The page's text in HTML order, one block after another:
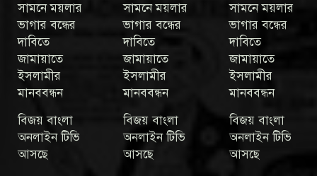
সামনে ময়লার
ভাগার বন্ধের
দাবিতে
জামায়াতে
ইসলামীর
মানববন্ধন
বিজয় বাংলা
অনলাইন টিভি
আসছে
সামনে ময়লার
ভাগার বন্ধের
দাবিতে
জামায়াতে
ইসলামীর
মানববন্ধন
বিজয় বাংলা
অনলাইন টিভি
আসছে
সামনে ময়লার
ভাগার বন্ধের
দাবিতে
জামায়াতে
ইসলামীর
মানববন্ধন
বিজয় বাংলা
অনলাইন টিভি
আসছে